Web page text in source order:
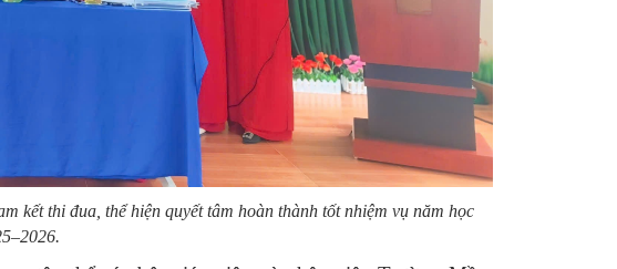
kết thi đua, thể hiện quyết tâm hoàn thành tốt nhiệm vụ năm học